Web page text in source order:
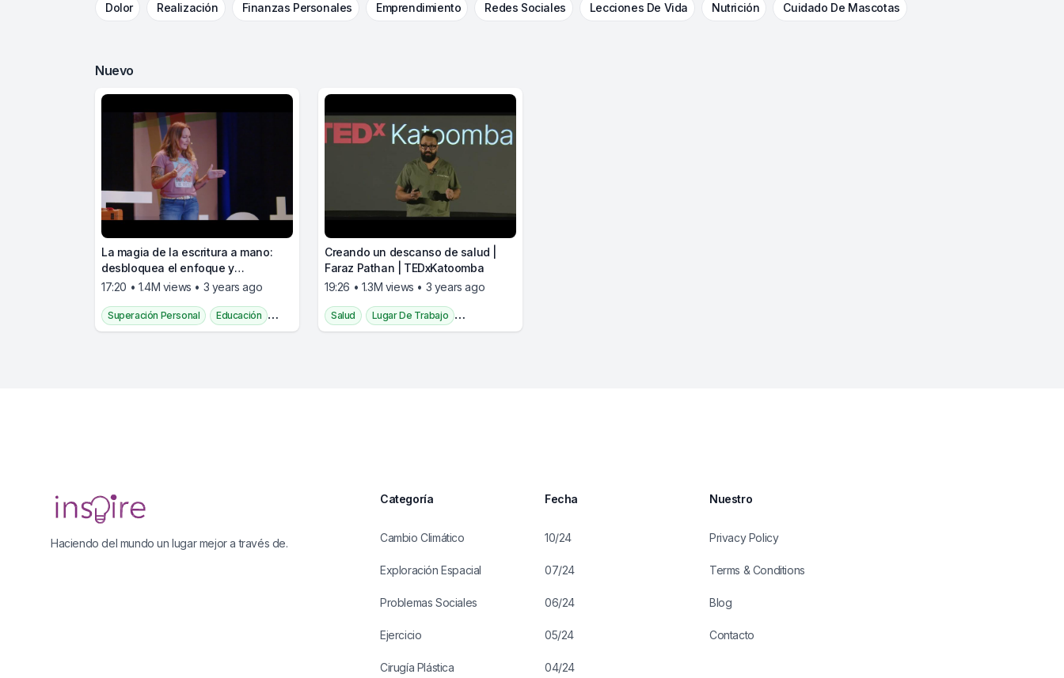
Dolor Realización Finanzas Personales Emprendimiento Redes Sociales Lecciones De Vida Nutrición Cuidado De Mascotas
Nuevo
La magia de la escritura a mano:
desbloquea el enfoque y
profundiza las conexiones
17:20 • 1.4M views • 3 years ago
Superación Personal
Educación
Creando un descanso de salud |
Faraz Pathan | TEDxKatoomba
19:26 • 1.3M views • 3 years ago
Salud
Lugar De Trabajo
Haciendo del mundo un lugar mejor a través de.
Categoría
Cambio Climático
Exploración Espacial
Problemas Sociales
Ejercicio
Cirugía Plástica
Fecha
10/24
07/24
06/24
05/24
04/24
Nuestro
Privacy Policy
Terms & Conditions
Blog
Contacto